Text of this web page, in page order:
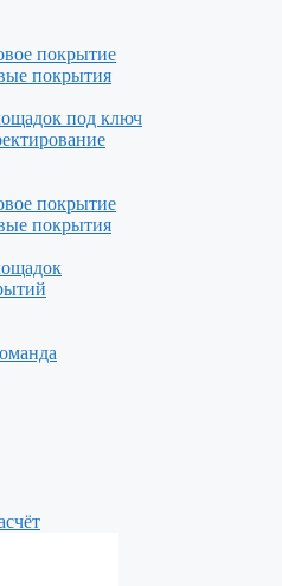
покрытие
покрытия
под ключ
покрытие
покрытия